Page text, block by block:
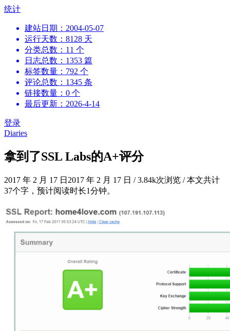
跳
统计
建站日期：2004-05-07
运行天数：8128 天
分类总数：11 个
日志总数：1353 篇
标签数量：792 个
评论总数：1345 条
链接数量：0 个
最后更新：2026-4-14
登录
Diaries
拿到了SSL Labs的A+评分
2017 年 2 月 17 日 2017 年 2 月 17 日 /3.84k次浏览 /本文共计
37个字，预计阅读时长1分钟。